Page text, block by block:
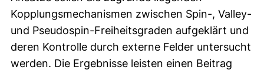
Kopplungsmechanismen zwischen Spin-, Valley-
und Pseudospin-Freiheitsgraden aufgeklärt und
deren Kontrolle durch externe Felder untersucht
werden. Die Ergebnisse leisten einen Beitrag